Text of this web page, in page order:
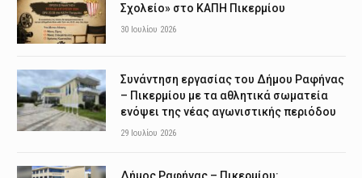
Σχολείο» στο ΚΑΠΗ Πικερμίου
30 Ιουλίου 2026
Συνάντηση εργασίας του Δήμου Ραφήνας
– Πικερμίου με τα αθλητικά σωματεία
ενόψει της νέας αγωνιστικής περιόδου
29 Ιουλίου 2026
Δήμος Ραφήνας – Πικερμίου: